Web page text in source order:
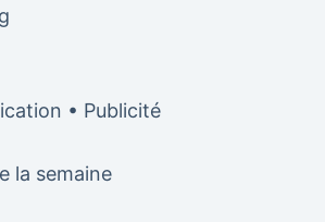
• Publicité
la semaine